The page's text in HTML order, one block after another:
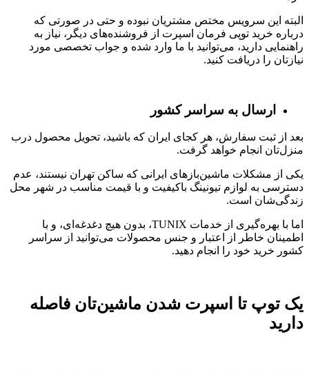
البته این سرویس مختص مشتریان نبوده و حتی در صورتی که
درباره خرید توپی فرمان اسپرت از فروشنده‌های دیگر، نیاز به
راهنمایی دارید، می‌توانید با ما وارد شده و جواب تخصصی مورد
نیازتان را دریافت کنید.
ارسال به سراسر کشور
بعد از ثبت سفارش، هر کجای ایران که باشید، تحویل محصول درب
منزل‌تان انجام خواهد گرفت.
یکی از مشکلات ماشین‌بازهای ایرانی که ساکن تهران نیستند، عدم
دسترسی به لوازم تیونینگ باکیفیت و با قیمت مناسب در شهر محل
زندگی‌شان است.
اما با بهره‌گیری از خدمات TUNIX، بدون هیچ دغدغه‌ای، و با
اطمینان خاطر از اعتبار و جنس محصولات می‌توانید از سراسر
کشور خرید خود را انجام دهید.
یک توپ تا اسپرت شدن ماشین‌تان فاصله
دارید